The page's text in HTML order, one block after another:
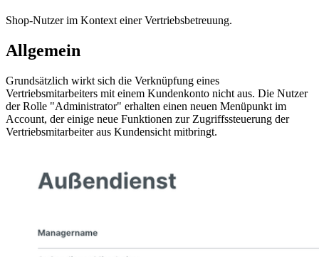
Shop-Nutzer im Kontext einer Vertriebsbetreuung.
Allgemein
Grundsätzlich wirkt sich die Verknüpfung eines
Vertriebsmitarbeiters mit einem Kundenkonto nicht aus. Die Nutzer
der Rolle "Administrator" erhalten einen neuen Menüpunkt im
Account, der einige neue Funktionen zur Zugriffssteuerung der
Vertriebsmitarbeiter aus Kundensicht mitbringt.